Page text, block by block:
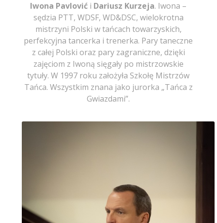
Iwona Pavlović i Dariusz Kurzeja. Iwona –
sędzia PTT, WDSF, WD&DSC, wielokrotna
mistrzyni Polski w tańcach towarzyskich,
perfekcyjna tancerka i trenerka. Pary taneczne
z całej Polski oraz pary zagraniczne, dzięki
zajęciom z Iwoną sięgały po mistrzowskie
tytuły. W 1997 roku założyła Szkołę Mistrzów
Tańca. Wszystkim znana jako jurorka „Tańca z
Gwiazdami”.